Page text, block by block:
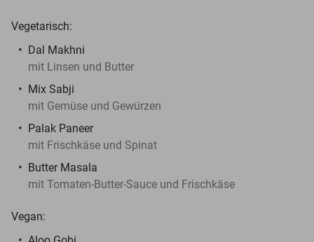
Vegetarisch:
Dal Makhni
mit Linsen und Butter
Mix Sabji
mit Gemüse und Gewürzen
Palak Paneer
mit Frischkäse und Spinat
Butter Masala
mit Tomaten-Butter-Sauce und Frischkäse
Vegan: